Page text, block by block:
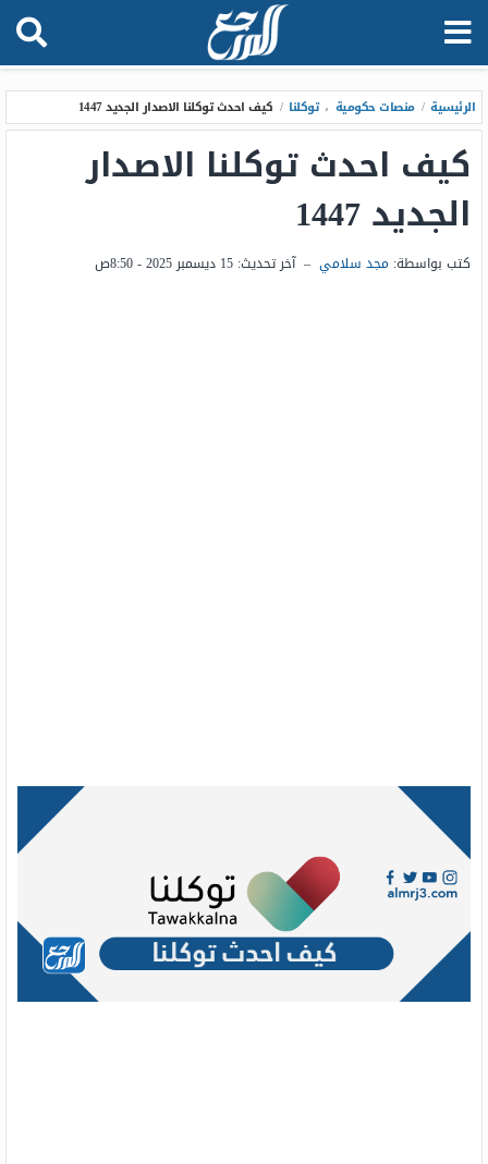
الرئيسية / منصات حكومية ، توكلنا / كيف احدث توكلنا الاصدار الجديد 1447
كيف احدث توكلنا الاصدار
الجديد 1447
كتب بواسطة: مجد سلامي – آخر تحديث: 15 ديسمبر 2025 - 8:50ص